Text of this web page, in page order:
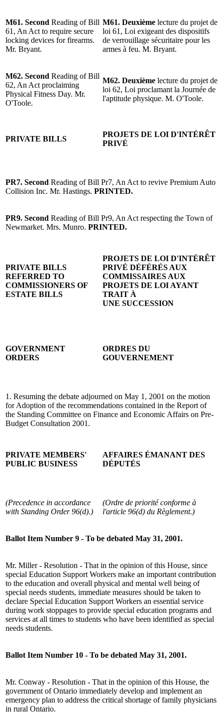
M61. Second Reading of Bill
61, An Act to require secure
locking devices for firearms.
Mr. Bryant.
M61. Deuxième lecture du projet de
loi 61, Loi exigeant des dispositifs
de verrouillage sécuritaire pour les
armes à feu. M. Bryant.
M62. Second Reading of Bill
62, An Act proclaiming
Physical Fitness Day. Mr.
O'Toole.
M62. Deuxième lecture du projet de
loi 62, Loi proclamant la Journée de
l'aptitude physique. M. O'Toole.
PRIVATE BILLS
PROJETS DE LOI D'INTÉRÊT
PRIVÉ
PR7. Second Reading of Bill Pr7, An Act to revive Premium Auto
Collision Inc. Mr. Hastings. PRINTED.
PR9. Second Reading of Bill Pr9, An Act respecting the Town of
Newmarket. Mrs. Munro. PRINTED.
PRIVATE BILLS
REFERRED TO
COMMISSIONERS OF
ESTATE BILLS
PROJETS DE LOI D'INTÉRÊT
PRIVÉ DÉFÉRÉS AUX
COMMISSAIRES AUX
PROJETS DE LOI AYANT
TRAIT À
UNE SUCCESSION
GOVERNMENT
ORDERS
ORDRES DU
GOUVERNEMENT
1. Resuming the debate adjourned on May 1, 2001 on the motion
for Adoption of the recommendations contained in the Report of
the Standing Committee on Finance and Economic Affairs on Pre-
Budget Consultation 2001.
PRIVATE MEMBERS'
PUBLIC BUSINESS
AFFAIRES ÉMANANT DES
DÉPUTÉS
(Precedence in accordance
with Standing Order 96(d).)
(Ordre de priorité conforme à
l'article 96(d) du Règlement.)
Ballot Item Number 9 - To be debated May 31, 2001.
Mr. Miller - Resolution - That in the opinion of this House, since
special Education Support Workers make an important contribution
to the education and overall physical and mental well being of
special needs students, immediate measures should be taken to
declare Special Education Support Workers an essential service
during work stoppages to provide special education programs and
services at all times to students who have been identified as special
needs students.
Ballot Item Number 10 - To be debated May 31, 2001.
Mr. Conway - Resolution - That in the opinion of this House, the
government of Ontario immediately develop and implement an
emergency plan to address the critical shortage of family physicians
in rural Ontario.